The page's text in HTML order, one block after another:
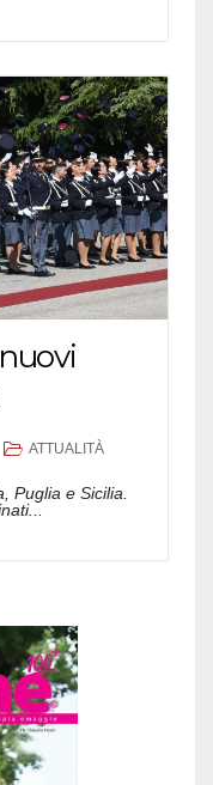
ATTUALITÀ
Puglia e Sicilia.